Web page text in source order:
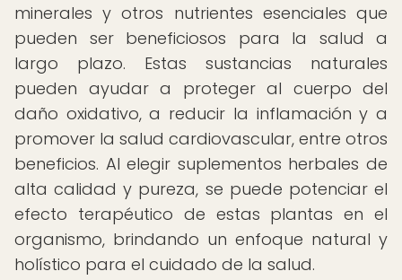
minerales y otros nutrientes esenciales que
pueden ser beneficiosos para la salud a
largo plazo. Estas sustancias naturales
pueden ayudar a proteger al cuerpo del
daño oxidativo, a reducir la inflamación y a
promover la salud cardiovascular, entre otros
beneficios. Al elegir suplementos herbales de
alta calidad y pureza, se puede potenciar el
efecto terapéutico de estas plantas en el
organismo, brindando un enfoque natural y
holístico para el cuidado de la salud.